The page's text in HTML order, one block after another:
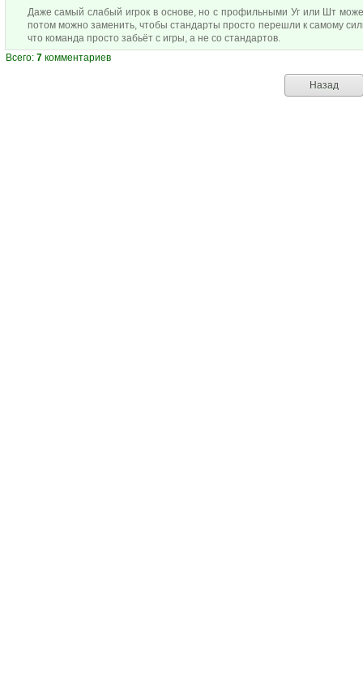
Даже самый слабый игрок в основе, но с профильными Уг или Шт
потом можно заменить, чтобы стандарты просто перешли к самому
что команда просто забьёт с игры, а не со стандартов.
Всего: 7 комментариев
Назад